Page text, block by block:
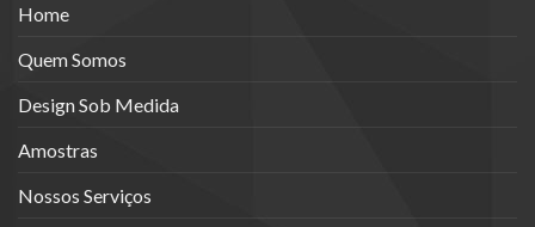
Home
Quem Somos
Design Sob Medida
Amostras
Nossos Serviços